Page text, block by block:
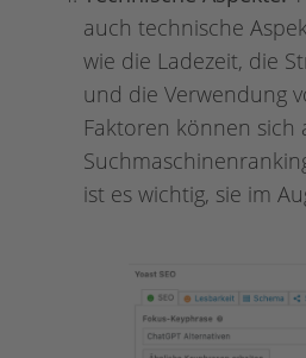
auch technische
wie die Ladezeit, die
und die Verwendung
Faktoren können sich
ist es wichtig, sie im